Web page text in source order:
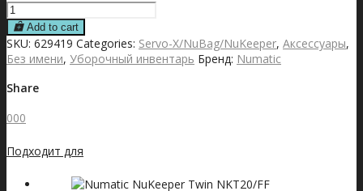
Рама
для
крепления
лотков
Nutex
(NKS11/NKT20/21)
Add to cart
SKU: 629419 Categories: Servo-X/NuBag/NuKeeper, Аксессуары,
Без имени, Уборочный инвентарь Бренд: Numatic
Share
000
Подходит для